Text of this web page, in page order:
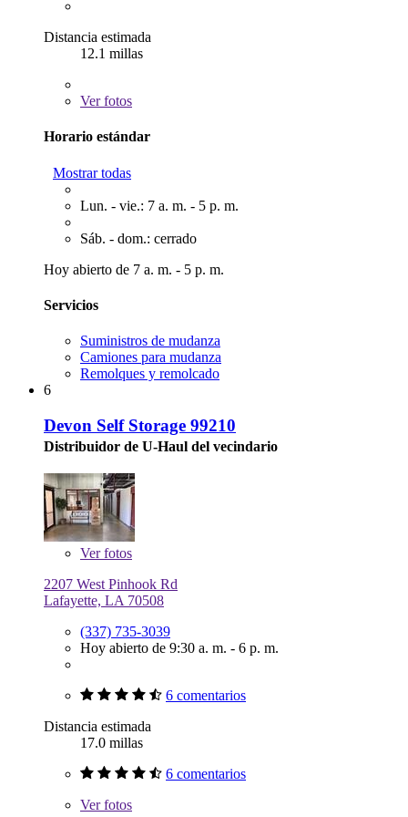
Distancia estimada
12.1 millas
Verfotos
Horario estándar
Mostrar todas
Lun. - vie.: 7 a. m. - 5 p. m.
Sáb. - dom.: cerrado
Hoy abierto de 7 a. m. - 5 p. m.
Servicios
Suministros de mudanza
Camiones para mudanza
Remolques y remolcado
6
Devon Self Storage 99210
Distribuidor de U-Haul del vecindario
Verfotos
2207 West Pinhook Rd
Lafayette, LA 70508
(337) 735-3039
Hoy abierto de 9:30 a. m. - 6 p. m.
6 comentarios
Distancia estimada
17.0 millas
6 comentarios
Verfotos